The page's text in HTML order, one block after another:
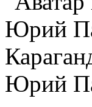
Юрий